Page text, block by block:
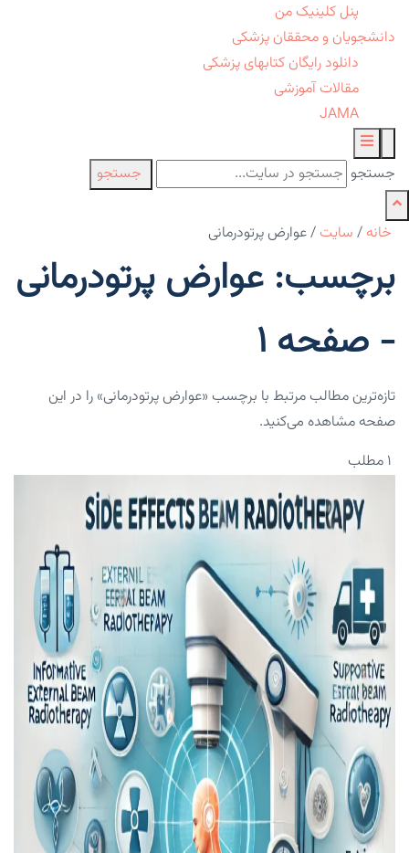
پنل کلینیک من
دانشجویان و محققان پزشکی
دانلود رایگان کتابهای پزشکی
مقالات آموزشی
JAMA
جستجو جستجو
خانه / سایت /عوارض پرتودرمانی
برچسب: عوارض پرتودرمانی
- صفحه 1
تازه‌ترین مطالب مرتبط با برچسب «عوارض پرتودرمانی» را در این
صفحه مشاهده می‌کنید.
۱ مطلب